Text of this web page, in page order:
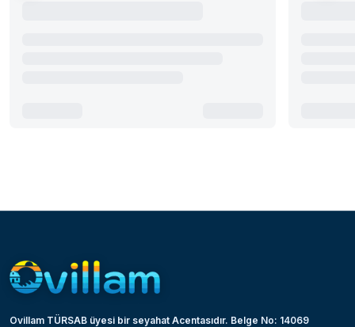
Ovillam TÜRSAB üyesi bir seyahat Acentasıdır. Belge No: 14069